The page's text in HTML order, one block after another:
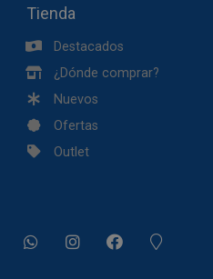
Tienda
Destacados
¿Dónde comprar?
Nuevos
Ofertas
Outlet